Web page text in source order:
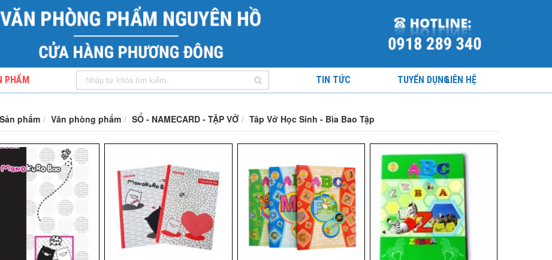
PHẨM TIN TỨC TUYỂN DỤNGLIÊN HỆ
Sản phẩm Văn phòng phẩm SỔ - NAMECARD - TẬP VỞ Tâp Vở Học Sinh - Bìa Bao Tập